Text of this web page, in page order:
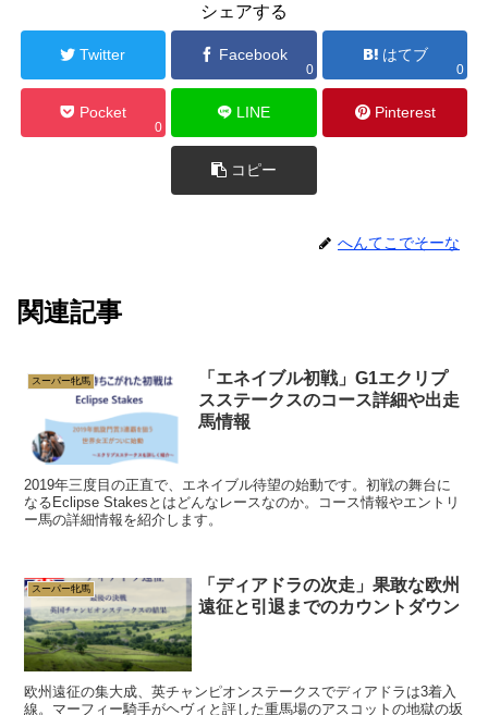
シェアする
Twitter Facebook
0
はてブ
0
Pocket
0
LINE Pinterest
コピー
へんてこでそーな
関連記事
スーパー牝馬
「エネイブル初戦」G1エクリプ
スステークスのコース詳細や出走
馬情報
2019年三度目の正直で、エネイブル待望の始動です。初戦の舞台に
なるEclipse Stakesとはどんなレースなのか。コース情報やエントリ
ー馬の詳細情報を紹介します。
スーパー牝馬
「ディアドラの次走」果敢な欧州
遠征と引退までのカウントダウン
欧州遠征の集大成、英チャンピオンステークスでディアドラは3着入
線。マーフィー騎手がヘヴィと評した重馬場のアスコットの地獄の坂